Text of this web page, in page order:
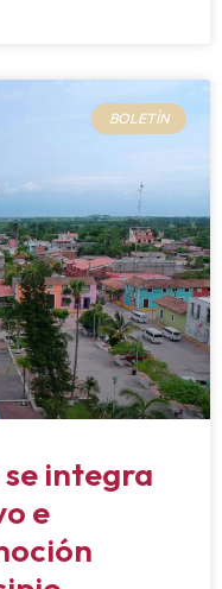
BOLETÍN
integra
e